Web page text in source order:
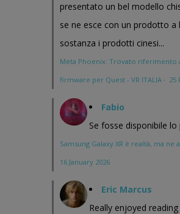
presentato un bel modello
se ne esce con un prodotto a
sostanza i prodotti cinesi...
Meta Phoenix: Trovato
firmware per Quest - VR ITALIA · 25
Fabio
Se fosse disponibile
Samsung Galaxy XR è realtà, ma ne
16 January 2026
Eric Marcus
Really enjoyed